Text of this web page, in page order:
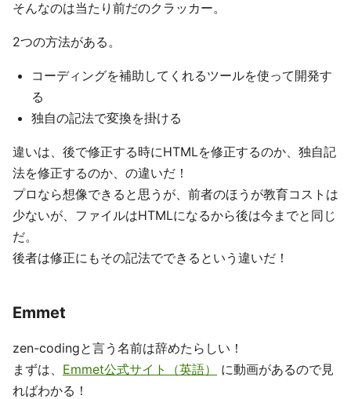
そんなのは当たり前だのクラッカー。
2つの方法がある。
コーディングを補助してくれるツールを使って開発す
る
独自の記法で変換を掛ける
違いは、後で修正する時にHTMLを修正するのか、独自記
法を修正するのか、の違いだ！
プロなら想像できると思うが、前者のほうが教育コストは
少ないが、ファイルはHTMLになるから後は今までと同じ
だ。
後者は修正にもその記法でできるという違いだ！
Emmet
zen-codingと言う名前は辞めたらしい！
まずは、 Emmet公式サイト（英語）
に動画があるので見
ればわかる！